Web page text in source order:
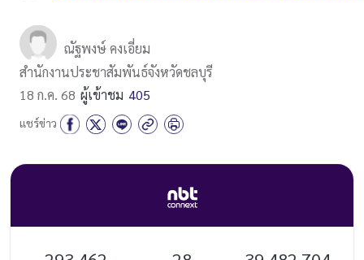
ณัฐพงษ์ คงเอี่ยม
สำนักงานประชาสัมพันธ์จังหวัดชลบุรี
18 ก.ค. 68 ผู้เข้าชม 405
แชร์ข่าว